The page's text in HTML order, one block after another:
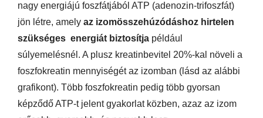
nagy energiájú foszfátjából ATP (adenozin-trifoszfát)
jön létre, amely az izomösszehúzódáshoz hirtelen
szükséges energiát biztosítja például
súlyemelésnél. A plusz kreatinbevitel 20%-kal növeli a
foszfokreatin mennyiségét az izomban (lásd az alábbi
grafikont). Több foszfokreatin pedig több gyorsan
képződő ATP-t jelent gyakorlat közben, azaz az izom